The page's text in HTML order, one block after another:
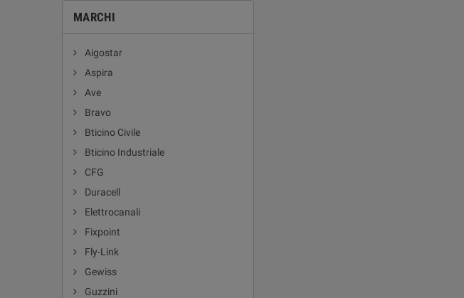
MARCHI
Aigostar
Aspira
Ave
Bravo
Bticino Civile
Bticino Industriale
CFG
Duracell
Elettrocanali
Fixpoint
Fly-Link
Gewiss
Guzzini